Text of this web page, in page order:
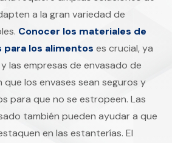
a la gran variedad de
Conocer los materiales de
para los alimentos es crucial, ya
las empresas de envasado de
los envases sean seguros y
para que no se estropeen. Las
también pueden ayudar a que
en las estanterías. El